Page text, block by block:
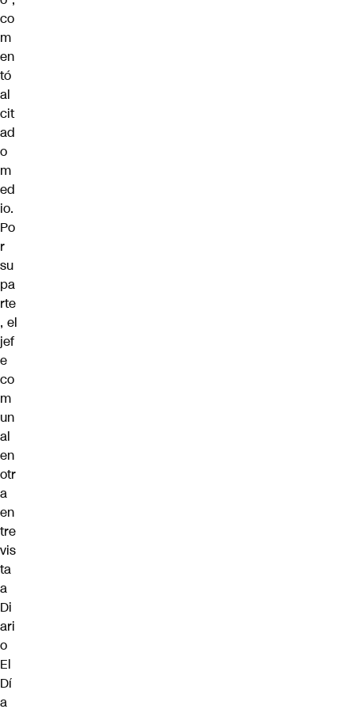
co
m
en
tó
al
cit
ad
o
m
ed
io.
Po
r
su
pa
rte
, el
jef
e
co
m
un
al
en
otr
a
en
tre
vis
ta
a
Di
ari
o
El
Dí
a